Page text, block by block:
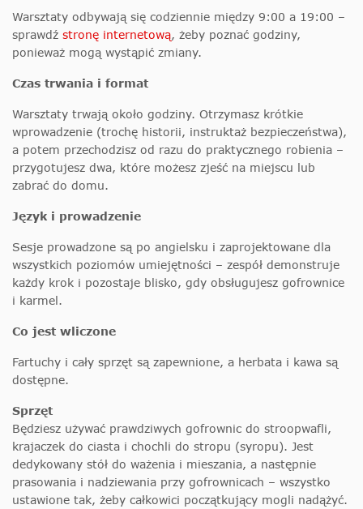
Warsztaty odbywają się codziennie między 9:00 a 19:00 –
sprawdź stronę internetową, żeby poznać godziny,
ponieważ mogą wystąpić zmiany.
Czas trwania i format
Warsztaty trwają około godziny. Otrzymasz krótkie
wprowadzenie (trochę historii, instruktaż bezpieczeństwa),
a potem przechodzisz od razu do praktycznego robienia –
przygotujesz dwa, które możesz zjeść na miejscu lub
zabrać do domu.
Język i prowadzenie
Sesje prowadzone są po angielsku i zaprojektowane dla
wszystkich poziomów umiejętności – zespół demonstruje
każdy krok i pozostaje blisko, gdy obsługujesz gofrownice
i karmel.
Co jest wliczone
Fartuchy i cały sprzęt są zapewnione, a herbata i kawa są
dostępne.
Sprzęt
Będziesz używać prawdziwych gofrownic do stroopwafli,
krajaczek do ciasta i chochli do stropu (syropu). Jest
dedykowany stół do ważenia i mieszania, a następnie
prasowania i nadziewania przy gofrownicach – wszystko
ustawione tak, żeby całkowici początkujący mogli nadążyć.